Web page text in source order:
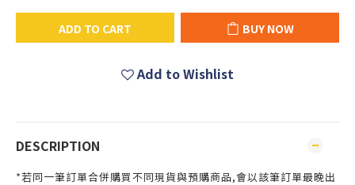
ADD TO CART BUY NOW
Add to Wishlist
DESCRIPTION
*若同一筆訂單合併購買不同現貨與預購商品,會以該筆訂單最晚出